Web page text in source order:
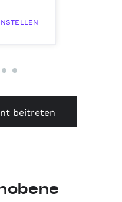
beitreten